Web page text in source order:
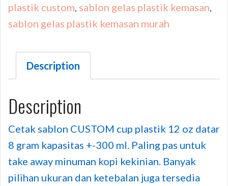
plastik custom sablon gelas plastik kemasan
sablon gelas plastik kemasan murah
Description
Description
Cetak sablon CUSTOM cup plastik 12 oz datar
8 gram kapasitas +-300 ml. Paling pas untuk
take away minuman kopi kekinian. Banyak
pilihan ukuran dan ketebalan juga tersedia